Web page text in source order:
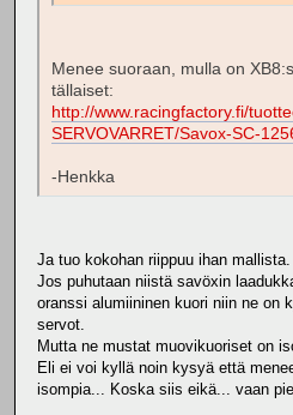
Menee suoraan, mulla on
tällaiset:
http://www.racingfactory.fi/
SERVOVARRET/Savox-SC-
-Henkka
Ja tuo kokohan riippuu ihan mallista.
Jos puhutaan niistä savöxin
oranssi alumiininen kuori niin ne on
servot.
Mutta ne mustat muovikuoriset on
Eli ei voi kyllä noin kysyä että
isompia... Koska siis eikä... vaan